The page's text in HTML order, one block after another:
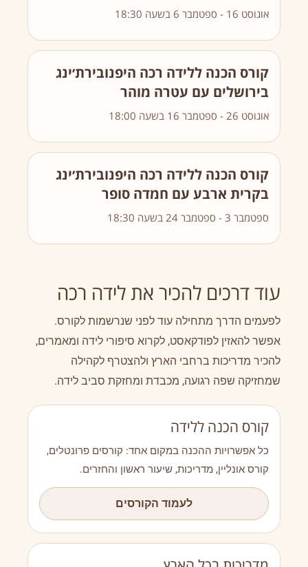
אוגוסט 16 - ספטמבר 6 בשעה 18:30
קורס הכנה ללידה רכה היפנובירת׳ינג
בירושלים עם עטרה מוהר
אוגוסט 26 - ספטמבר 16 בשעה 18:00
קורס הכנה ללידה רכה היפנובירת׳ינג
בקרית ארבע עם חמדה סופר
ספטמבר 3 - ספטמבר 24 בשעה 18:30
עוד דרכים להכיר את לידה רכה
לפעמים הדרך מתחילה עוד לפני שנרשמות לקורס.
אפשר להאזין לפודקאסט, לקרוא סיפורי לידה ומאמרים,
להכיר מדריכות ברחבי הארץ ולהצטרף לקהילה
שמחזיקה שפה רגועה, מכבדת ומחזקת סביב לידה.
קורס הכנה ללידה
כל אפשרויות ההכנה במקום אחד: קורסים פרונטלים,
קורס אונליין, מדריכות, שיעור ראשון והחזרים.
לעמוד הקורסים